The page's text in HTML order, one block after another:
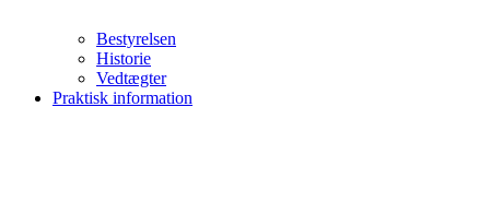
Bestyrelsen
Historie
Vedtægter
Praktisk information